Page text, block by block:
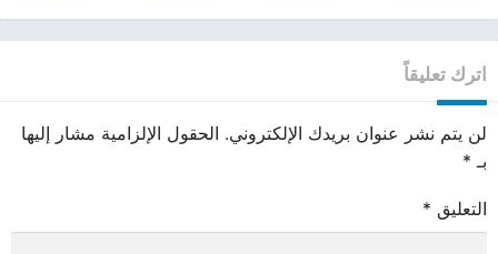
اترك تعليقاً
لن يتم نشر عنوان بريدك الإلكتروني. الحقول الإلزامية مشار إليها
بـ *
التعليق *